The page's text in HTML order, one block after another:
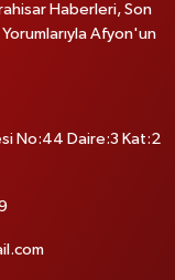
Haberleri, Son
Afyon'un
No:44 Daire:3 Kat:2